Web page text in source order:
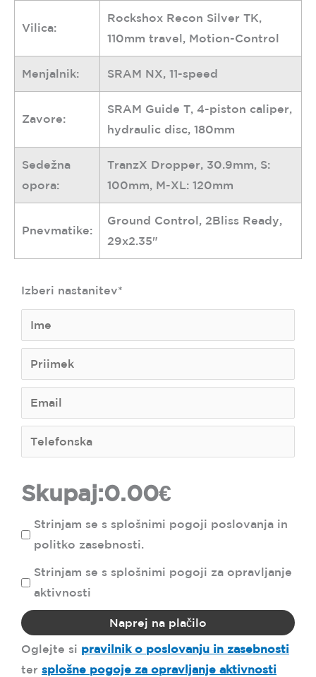
Vilica:
Rockshox Recon Silver TK,
110mm travel, Motion-Control
Menjalnik: SRAM NX, 11-speed
Zavore:
SRAM Guide T, 4-piston caliper,
hydraulic disc, 180mm
Sedežna
opora:
TranzX Dropper, 30.9mm, S:
100mm, M-XL: 120mm
Pnevmatike:
Ground Control, 2Bliss Ready,
29x2.35"
Izberi nastanitev*
Skupaj:0.00€
Strinjam se s splošnimi pogoji poslovanja in
politko zasebnosti.
Strinjam se s splošnimi pogoji za opravljanje
aktivnosti
Naprej na plačilo
Oglejte si pravilnik o poslovanju in zasebnosti
ter splošne pogoje za opravljanje aktivnosti